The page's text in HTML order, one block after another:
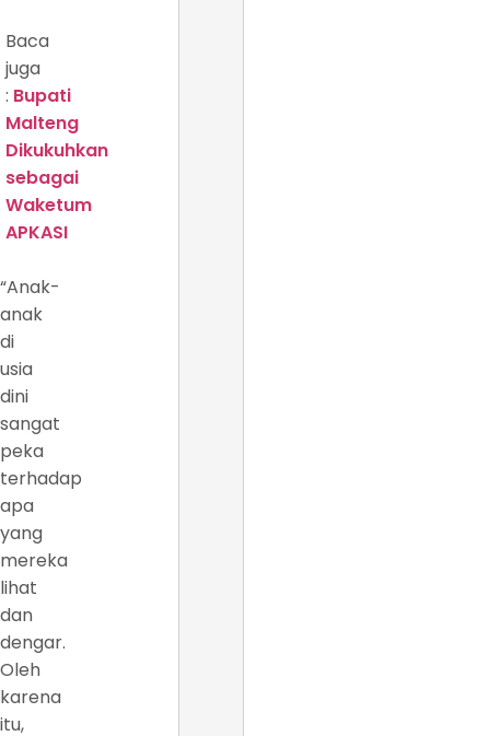
Baca
juga
: Bupati
Malteng
Dikukuhkan
sebagai
Waketum
APKASI
“Anak-
anak
di
usia
dini
sangat
peka
terhadap
apa
yang
mereka
lihat
dan
dengar.
Oleh
karena
itu,